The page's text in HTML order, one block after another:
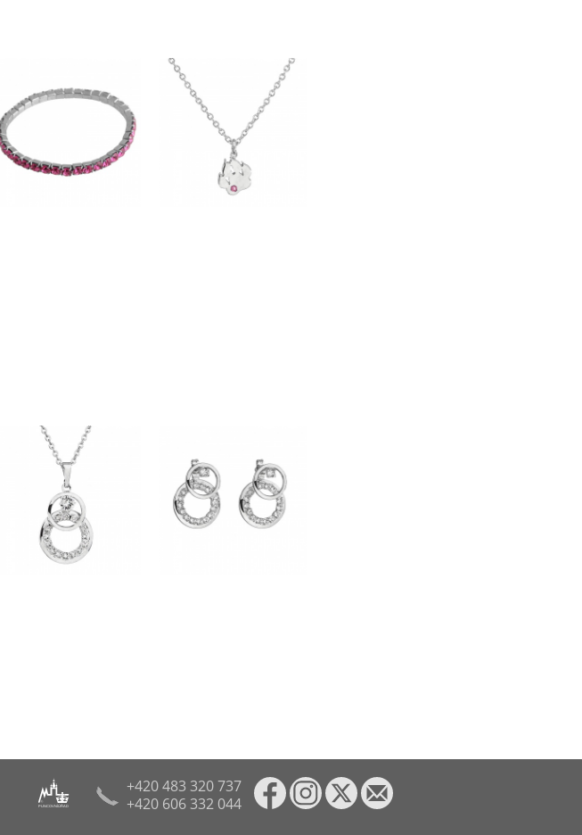
PUNCOVNÍ ÚŘAD
+420 483 320 737
+420 606 332 044